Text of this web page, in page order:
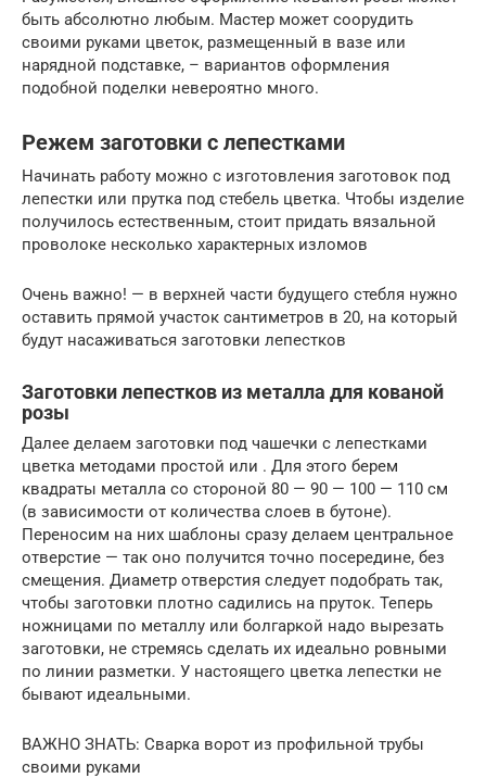
быть абсолютно любым. Мастер может соорудить
своими руками цветок, размещенный в вазе или
нарядной подставке, – вариантов оформления
подобной поделки невероятно много.
Режем заготовки с лепестками
Начинать работу можно с изготовления заготовок под
лепестки или прутка под стебель цветка. Чтобы изделие
получилось естественным, стоит придать вязальной
проволоке несколько характерных изломов
Очень важно! — в верхней части будущего стебля нужно
оставить прямой участок сантиметров в 20, на который
будут насаживаться заготовки лепестков
Заготовки лепестков из металла для кованой
розы
Далее делаем заготовки под чашечки с лепестками
цветка методами простой или . Для этого берем
квадраты металла со стороной 80 — 90 — 100 — 110 см
(в зависимости от количества слоев в бутоне).
Переносим на них шаблоны сразу делаем центральное
отверстие — так оно получится точно посередине, без
смещения. Диаметр отверстия следует подобрать так,
чтобы заготовки плотно садились на пруток. Теперь
ножницами по металлу или болгаркой надо вырезать
заготовки, не стремясь сделать их идеально ровными
по линии разметки. У настоящего цветка лепестки не
бывают идеальными.
ВАЖНО ЗНАТЬ: Сварка ворот из профильной трубы
своими руками